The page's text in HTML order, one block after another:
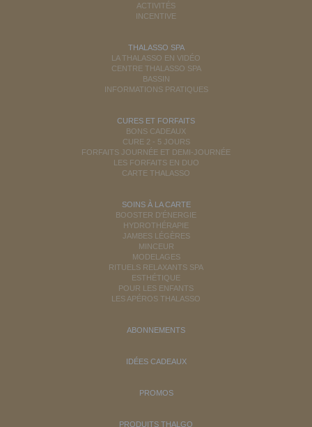
ACTIVITÉS
INCENTIVE
THALASSO SPA
LA THALASSO EN VIDÉO
CENTRE THALASSO SPA
BASSIN
INFORMATIONS PRATIQUES
CURES ET FORFAITS
BONS CADEAUX
CURE 2 - 5 JOURS
FORFAITS JOURNÉE ET DEMI-JOURNÉE
LES FORFAITS EN DUO
CARTE THALASSO
SOINS À LA CARTE
BOOSTER D'ÉNERGIE
HYDROTHÉRAPIE
JAMBES LÉGÈRES
MINCEUR
MODELAGES
RITUELS RELAXANTS SPA
ESTHÉTIQUE
POUR LES ENFANTS
LES APÉROS THALASSO
ABONNEMENTS
IDÉES CADEAUX
PROMOS
PRODUITS THALGO